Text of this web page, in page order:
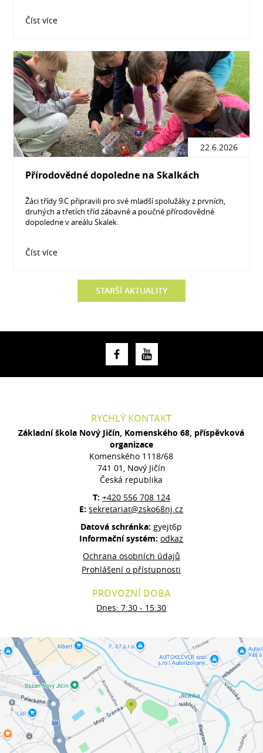
Číst více
22.6.2026
Přírodovědné dopoledne na Skalkách
Žáci třídy 9.C připravili pro své mladší spolužáky z prvních,
druhých a třetích tříd zábavné a poučné přírodovědné
dopoledne v areálu Skalek.
Číst více
STARŠÍ AKTUALITY
RYCHLÝ KONTAKT
Základní škola Nový Jičín, Komenského 68, příspěvková
organizace
Komenského 1118/68
741 01, Nový Jičín
Česká republika
T: +420 556 708 124
E:sekretariat@zsko68nj.cz
Datová schránka:gyejt6p
Informační systém:odkaz
Ochrana osobních údajů
Prohlášení o přístupnosti
PROVOZNÍ DOBA
Dnes: 7:30 - 15:30